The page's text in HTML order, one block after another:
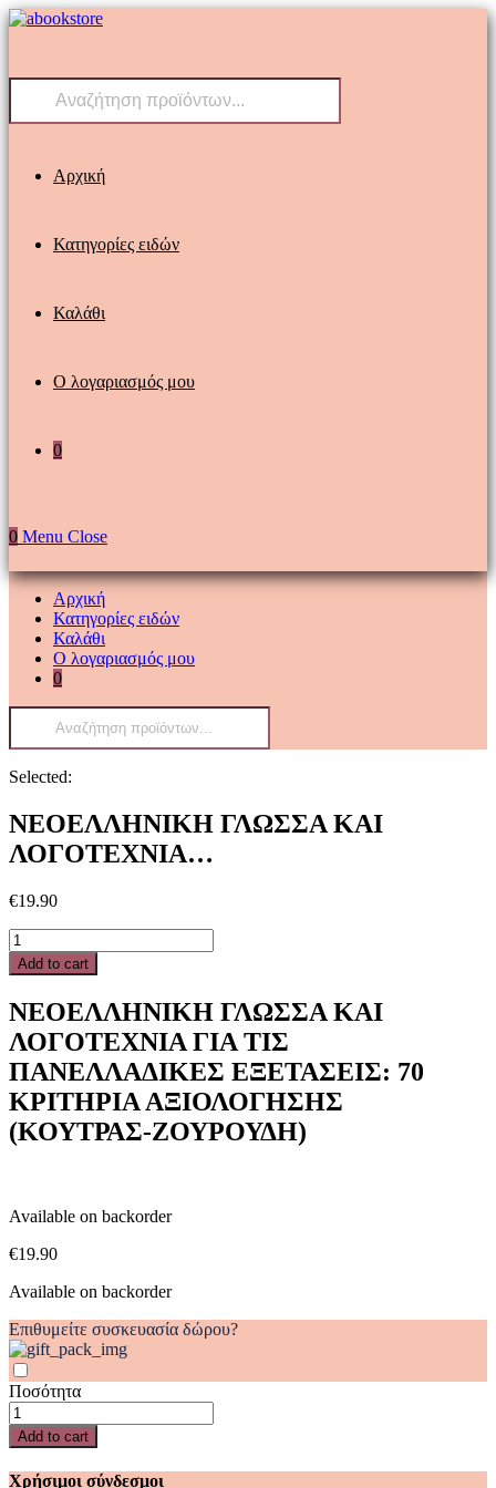
Skip
Products
Αρχική
Κατηγορίες ειδών
Καλάθι
Ο λογαριασμός μου
0
0 Menu Close
Αρχική
Κατηγορίες ειδών
Καλάθι
Ο λογαριασμός μου
0
Products
Selected:
ΝΕΟΕΛΛΗΝΙΚΗ ΓΛΩΣΣΑ ΚΑΙ
ΛΟΓΟΤΕΧΝΙΑ…
€19.90
ΝΕΟΕΛΛΗΝΙΚΗ
ΓΛΩΣΣΑ
ΚΑΙ
ΓΙΑ
ΤΙΣ
ΠΑΝΕΛΛΑΔΙΚΕΣ
ΕΞΕΤΑΣΕΙΣ:
70
ΚΡΙΤΗΡΙΑ
ΑΞΙΟΛΟΓΗΣΗΣ
Add to cart
ΝΕΟΕΛΛΗΝΙΚΗ ΓΛΩΣΣΑ ΚΑΙ
ΛΟΓΟΤΕΧΝΙΑ ΓΙΑ ΤΙΣ
ΠΑΝΕΛΛΑΔΙΚΕΣ ΕΞΕΤΑΣΕΙΣ: 70
ΚΡΙΤΗΡΙΑ ΑΞΙΟΛΟΓΗΣΗΣ
(ΚΟΥΤΡΑΣ-ΖΟΥΡΟΥΔΗ)
Available on backorder
€19.90
Available on backorder
Επιθυμείτε συσκευασία δώρου?
Ποσότητα
ΝΕΟΕΛΛΗΝΙΚΗ
ΓΛΩΣΣΑ
ΚΑΙ
ΛΟΓΟΤΕΧΝΙΑ
Add to cart
Χρήσιμοι σύνδεσμοι